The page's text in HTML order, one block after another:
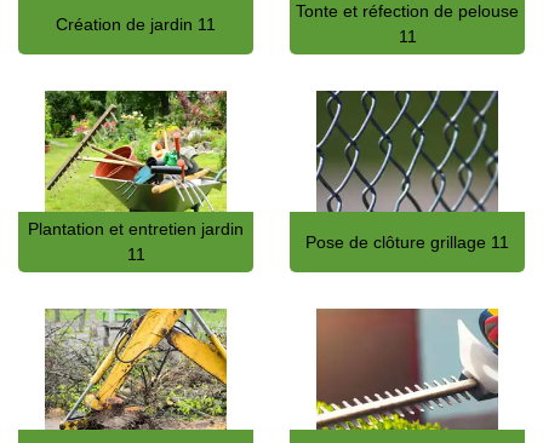
Création de jardin 11
Tonte et réfection de pelouse
11
Plantation et entretien jardin
11
Pose de clôture grillage 11